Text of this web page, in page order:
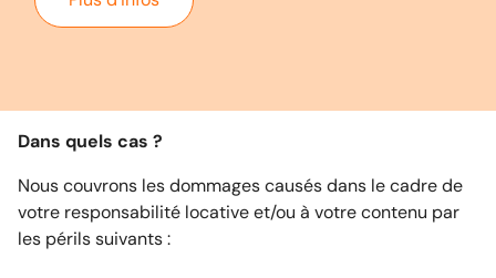
Dans quels cas ?
Nous couvrons les dommages causés dans le cadre de
votre responsabilité locative et/ou à votre contenu par
les périls suivants :